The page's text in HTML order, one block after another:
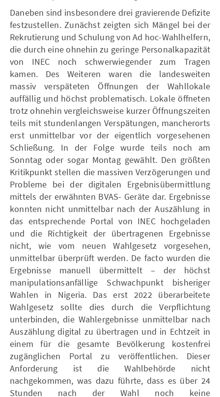
Daneben sind insbesondere drei gravierende Defizite
festzustellen. Zunächst zeigten sich Mängel bei der
Rekrutierung und Schulung von Ad hoc-Wahlhelfern,
die durch eine ohnehin zu geringe Personalkapazität
von INEC noch schwerwiegender zum Tragen
kamen. Des Weiteren waren die landesweiten
massiv verspäteten Öffnungen der Wahllokale
auffällig und höchst problematisch. Lokale öffneten
trotz ohnehin vergleichsweise kurzer Öffnungszeiten
teils mit stundenlangen Verspätungen, mancherorts
erst unmittelbar vor der eigentlich vorgesehenen
Schließung. In der Folge wurde teils noch am
Sonntag oder sogar Montag gewählt. Den größten
Kritikpunkt stellen die massiven Verzögerungen und
Probleme bei der digitalen Ergebnisübermittlung
mittels der erwähnten BVAS- Geräte dar. Ergebnisse
konnten nicht unmittelbar nach der Auszählung in
das entsprechende Portal von INEC hochgeladen
und die Richtigkeit der übertragenen Ergebnisse
nicht, wie vom neuen Wahlgesetz vorgesehen,
unmittelbar überprüft werden. De facto wurden die
Ergebnisse manuell übermittelt – der höchst
manipulationsanfällige Schwachpunkt bisheriger
Wahlen in Nigeria. Das erst 2022 überarbeitete
Wahlgesetz sollte dies durch die Verpflichtung
unterbinden, die Wahlergebnisse unmittelbar nach
Auszählung digital zu übertragen und in Echtzeit in
einem für die gesamte Bevölkerung kostenfrei
zugänglichen Portal zu veröffentlichen. Dieser
Anforderung ist die Wahlbehörde nicht
nachgekommen, was dazu führte, dass es über 24
Stunden nach der Wahl noch keine